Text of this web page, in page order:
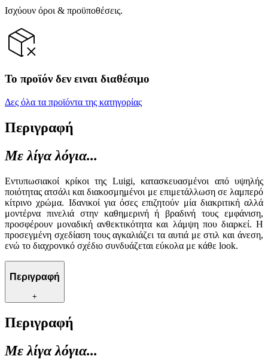
Ισχύουν όροι & προϋποθέσεις.
Το προϊόν δεν ειναι διαθέσιμο
Δες όλα τα προϊόντα της κατηγορίας
Περιγραφή
Με λίγα λόγια...
Εντυπωσιακοί κρίκοι της Luigi, κατασκευασμένοι από υψηλής
ποιότητας ατσάλι και διακοσμημένοι με επιμετάλλωση σε λαμπερό
κίτρινο χρώμα. Ιδανικοί για όσες επιζητούν μία διακριτική αλλά
μοντέρνα πινελιά στην καθημερινή ή βραδινή τους εμφάνιση,
προσφέρουν μοναδική ανθεκτικότητα και λάμψη που διαρκεί. Η
προσεγμένη σχεδίαση τους αγκαλιάζει τα αυτιά με στιλ και άνεση,
ενώ το διαχρονικό σχέδιο συνδυάζεται εύκολα με κάθε look.
Περιγραφή
+
Περιγραφή
Με λίγα λόγια...